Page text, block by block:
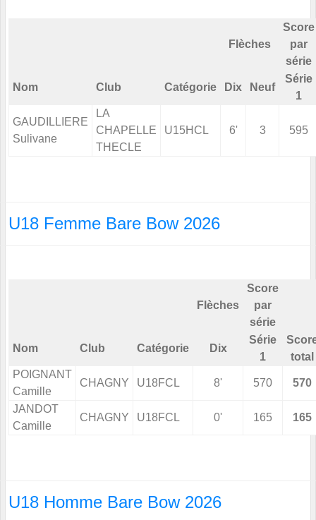
Flèches
Score
par
série
Nom Club Catégorie Dix Neuf
Série
1
GAUDILLIERE
Sulivane
LA
CHAPELLE
THECLE
U15HCL 6' 3 595
U18 Femme Bare Bow 2026
Flèches
Score
par
série
Nom Club Catégorie Dix
Série
1
total
POIGNANT
Camille
CHAGNY U18FCL 8' 570 570
JANDOT
Camille
CHAGNY U18FCL 0' 165 165
U18 Homme Bare Bow 2026